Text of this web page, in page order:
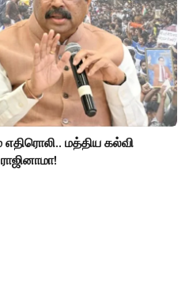
மத்திய கல்வி